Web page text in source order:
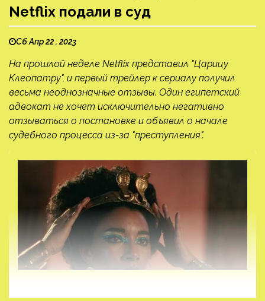
Netflix подали в суд
Сб Апр 22 , 2023
На прошлой неделе Netflix представил "Царицу
Клеопатру", и первый трейлер к сериалу получил
весьма неоднозначные отзывы. Один египетский
адвокат не хочет исключительно негативно
отзываться о постановке и объявил о начале
судебного процесса из-за "преступления".